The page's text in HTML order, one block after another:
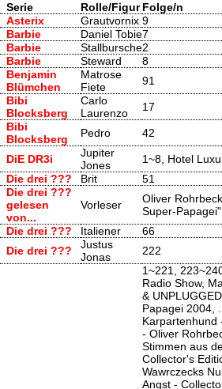
Serie Rolle/Figur Folge/n
Asterix
Grautvornix 9
Barbie
Daniel Tobie7
Barbie
Stallbursche2
Barbie
Steward 8
Benjamin
Blümchen
Matrose
Fiete
91
Bibi
Blocksberg
Carlo
Laurenzo
17
Bibi
Blocksberg
Pedro 42
DiE DR3i
Jupiter
Jones
1~8, Hotel
Die drei ???
Brit 51
Die drei ???
gelesen
von...
Vorleser
Oliver
Super-Papagei"
Die drei ??? Italiener 66
Die drei ???
Justus
Jonas
222
1~221,
Radio Show,
&
Papagei 2004,
Karpartenhund
- Oliver
Stimmen aus
Collector's
Wawrczecks
Angst -